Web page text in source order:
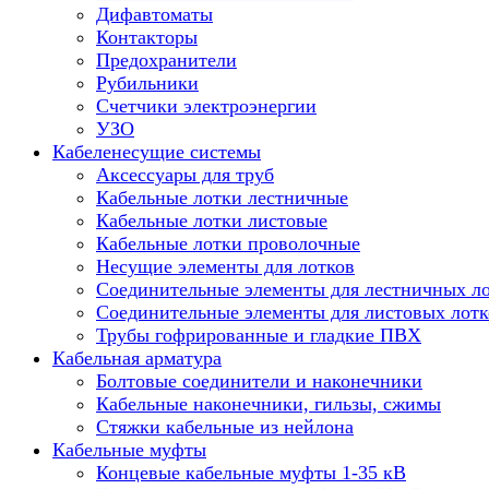
Дифавтоматы
Контакторы
Предохранители
Рубильники
Счетчики электроэнергии
УЗО
Кабеленесущие системы
Аксессуары для труб
Кабельные лотки лестничные
Кабельные лотки листовые
Кабельные лотки проволочные
Несущие элементы для лотков
Соединительные элементы для лестничных
Соединительные элементы для листовых
Трубы гофрированные и гладкие ПВХ
Кабельная арматура
Болтовые соединители и наконечники
Кабельные наконечники, гильзы, сжимы
Стяжки кабельные из нейлона
Кабельные муфты
Концевые кабельные муфты 1-35 кВ